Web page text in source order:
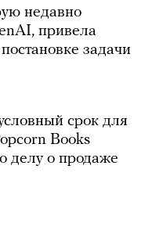
недавно
привела
задачи
срок для
Books
делу о продаже